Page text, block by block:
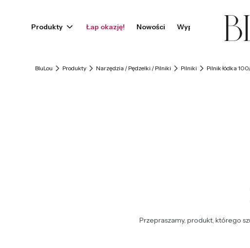
Produkty Łap okazję! Wyprzedaże
BluLou Produkty Narzędzia / Pędzelki / Pilniki Pilniki Pilnik łódka
Przepraszamy, produkt, którego